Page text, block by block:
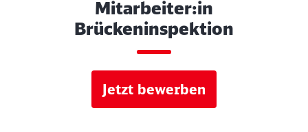
Mitarbeiter:in
Brückeninspektion
Jetzt bewerben